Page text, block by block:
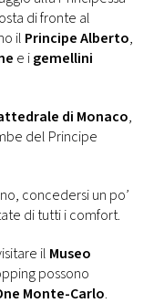
di fronte al
il Principe Alberto,
e igemellini
di Monaco,
del Principe
concedersi un po’
di tutti i comfort.
il Museo
possono
Monte-Carlo.